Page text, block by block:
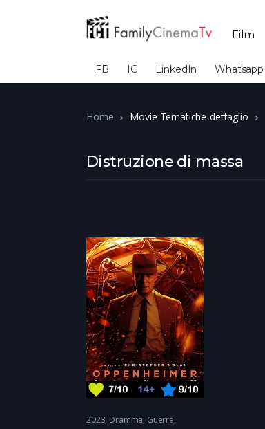
Film
FB IG LinkedIn Whatsapp
Home Movie Tematiche-dettaglio
Distruzione di massa
2023 Dramma Guerra,